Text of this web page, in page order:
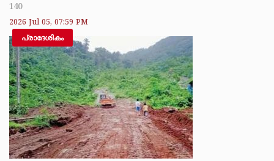
140
2026 Jul 05, 07:59 PM
പ്രാദേശികം